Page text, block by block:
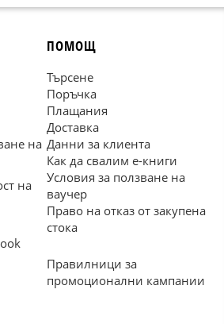
на
на
ПОМОЩ
Търсене
Поръчка
Плащания
Доставка
Данни за клиента
Как да свалим е-книги
Условия за ползване на
ваучер
Право на отказ от закупена
стока
Правилници за
промоционални кампании